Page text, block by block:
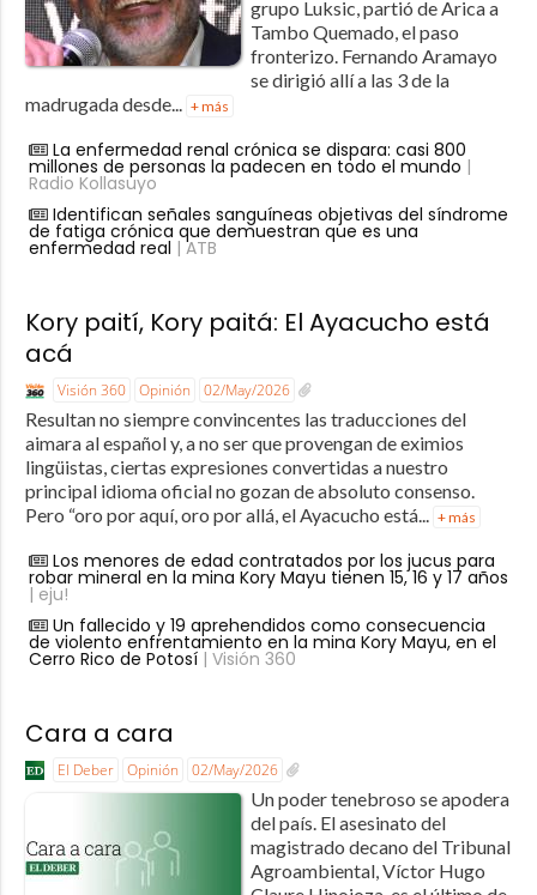
grupo Luksic, partió de Arica a
Tambo Quemado, el paso
fronterizo. Fernando Aramayo
se dirigió allí a las 3 de la
madrugada desde... + más
La enfermedad renal crónica se dispara: casi 800
millones de personas la padecen en todo el mundo |
Radio Kollasuyo
Identifican señales sanguíneas objetivas del síndrome
de fatiga crónica que demuestran que es una
enfermedad real | ATB
Kory paití, Kory paitá: El Ayacucho está
acá
Visión 360 Opinión 02/May/2026
Resultan no siempre convincentes las traducciones del
aimara al español y, a no ser que provengan de eximios
lingüistas, ciertas expresiones convertidas a nuestro
principal idioma oficial no gozan de absoluto consenso.
Pero “oro por aquí, oro por allá, el Ayacucho está... + más
Los menores de edad contratados por los jucus para
robar mineral en la mina Kory Mayu tienen 15, 16 y 17 años
| eju!
Un fallecido y 19 aprehendidos como consecuencia
de violento enfrentamiento en la mina Kory Mayu, en el
Cerro Rico de Potosí| Visión 360
Cara a cara
El Deber Opinión 02/May/2026
Un poder tenebroso se apodera
del país. El asesinato del
magistrado decano del Tribunal
Agroambiental, Víctor Hugo